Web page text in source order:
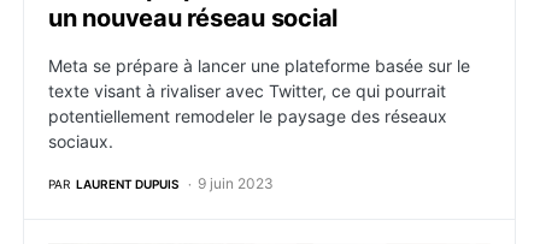
un nouveau réseau social
Meta se prépare à lancer une plateforme basée sur le
texte visant à rivaliser avec Twitter, ce qui pourrait
potentiellement remodeler le paysage des réseaux
sociaux.
PAR LAURENT DUPUIS 9 juin 2023